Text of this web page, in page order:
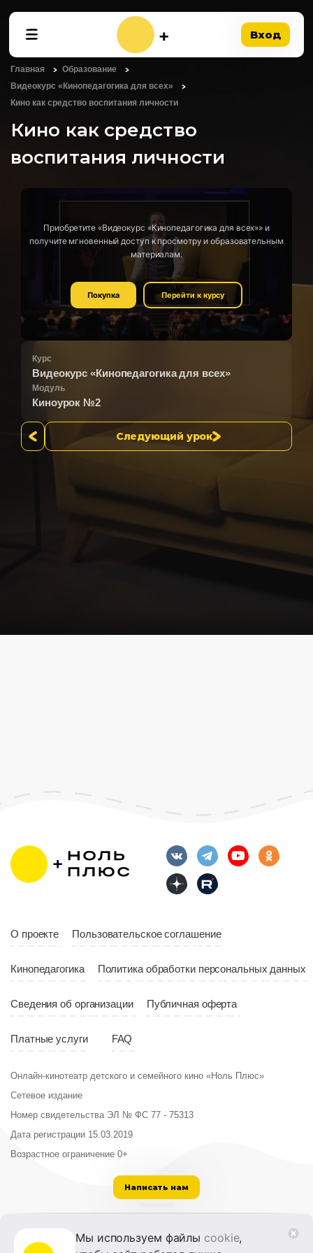
Мы используем файлы cookie,
Вход
Главная
Образование
Видеокурс «Кинопедагогика для всех»
Кино как средство воспитания личности
Кино как средство
воспитания личности
Приобретите «Видеокурс «Кинопедагогика для всех»» и
получите мгновенный доступ к просмотру и образовательным
материалам.
Покупка Перейти к курсу
Курс
Видеокурс «Кинопедагогика для всех»
Модуль
Киноурок №2
Следующий урок
О проекте Пользовательское соглашение
Кинопедагогика Политика обработки персональных данных
Сведения об организации Публичная оферта
Платные услуги FAQ
Онлайн-кинотеатр детского и семейного кино «Ноль Плюс»
Сетевое издание
Номер свидетельства ЭЛ № ФС 77 - 75313
Дата регистрации 15.03.2019
Возрастное ограничение 0+
Написать нам
ООО «Институт развития кино и медиа»
Лицензия на образовательную деятельность